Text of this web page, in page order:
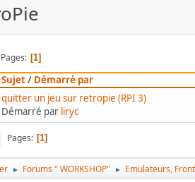
Pages 1
Sujet/ Démarré par
quitter un jeu sur retropie (RPI 3)
Démarré par liryc
Pages 1
► Forums " WORKSHOP" ► Emulateurs,